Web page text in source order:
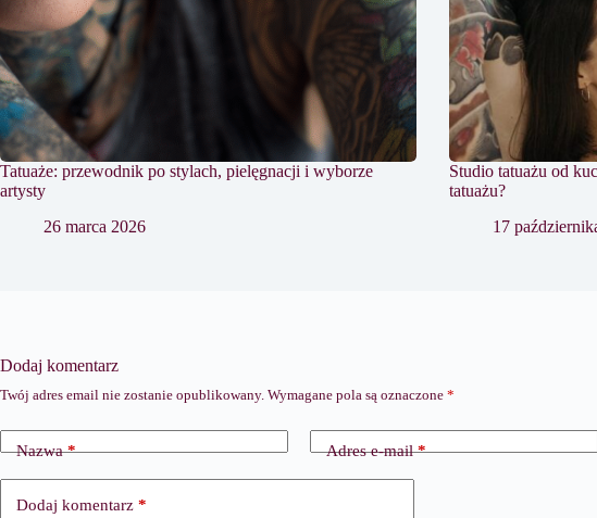
Tatuaże: przewodnik po stylach, pielęgnacji i wyborze
artysty
26 marca 2026
Studio tatuażu od
tatuażu?
17
Dodaj komentarz
Twój adres email nie zostanie opublikowany. Wymagane pola są oznaczone *
Nazwa* Adres e-mail*
Dodaj komentarz *